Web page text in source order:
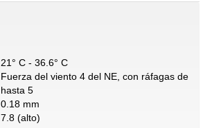
21° C - 36.6° C
Fuerza del viento 4 del NE, con ráfagas de
hasta 5
0.18 mm
7.8 (alto)